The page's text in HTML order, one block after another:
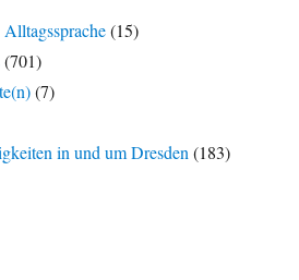
(15)
(701)
(7)
in und um Dresden (183)